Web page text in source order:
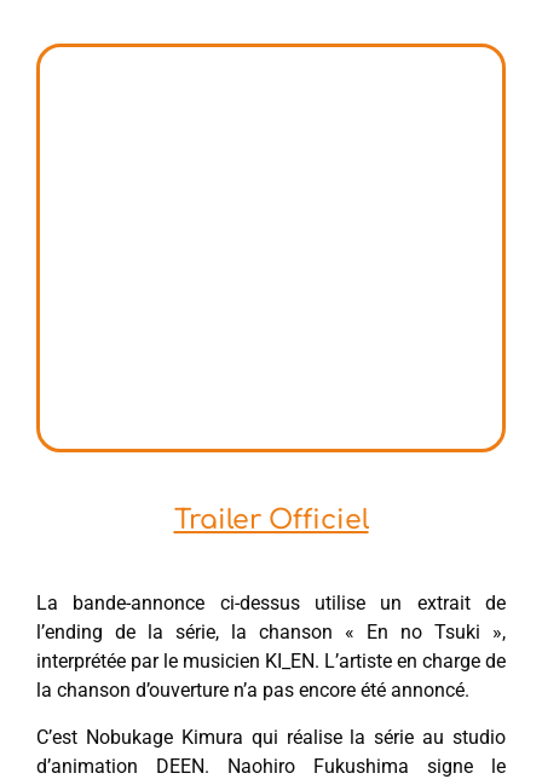
Trailer Officiel
La bande-annonce ci-dessus utilise un extrait de
l’ending de la série, la chanson « En no Tsuki »,
interprétée par le musicien KI_EN. L’artiste en charge de
la chanson d’ouverture n’a pas encore été annoncé.
C’est Nobukage Kimura qui réalise la série au studio
d’animation DEEN. Naohiro Fukushima signe le